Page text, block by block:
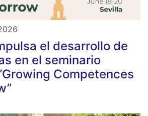
el desarrollo de
en el seminario
Competences